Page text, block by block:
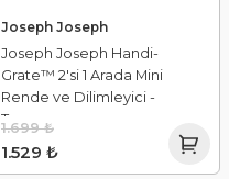
Joseph Joseph
Joseph Joseph Handi-
Grate™ 2'si 1 Arada Mini
Rende ve Dilimleyici -
Turuncu
1.529 ₺
1.699 ₺